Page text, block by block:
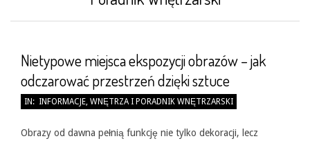
Nietypowe miejsca ekspozycji obrazów – jak
odczarować przestrzeń dzięki sztuce
2026-
31
IN: INFORMACJE, WNĘTRZA I PORADNIK WNĘTRZARSKI
Obrazy od dawna pełnią funkcję nie tylko dekoracji, lecz